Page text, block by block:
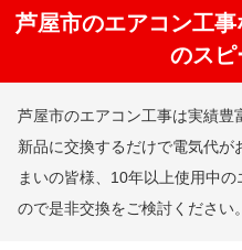
芦屋市のエアコン工
のスピ
芦屋市のエアコン工事は実績
新品に交換するだけで電気代
まいの皆様、10年以上使用中
ので是非交換をご検討ください。